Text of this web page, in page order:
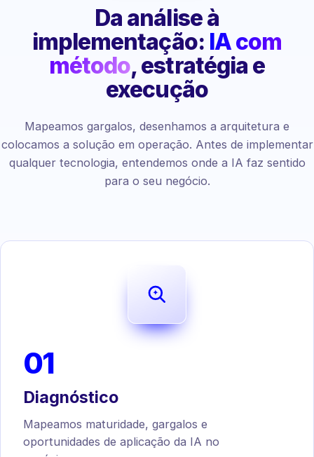
Da análise à
implementação: IA com
método, estratégia e
execução
Mapeamos gargalos, desenhamos a arquitetura e
colocamos a solução em operação. Antes de implementar
qualquer tecnologia, entendemos onde a IA faz sentido
para o seu negócio.
01
Diagnóstico
Mapeamos maturidade, gargalos e
oportunidades de aplicação da IA no